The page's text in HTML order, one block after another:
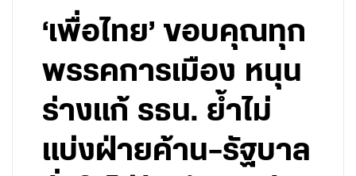
‘เพื่อไทย’ ขอบคุณทุก
พรรคการเมือง หนุน
ร่างแก้ รธน. ย้ำไม่
แบ่งฝ่ายค้าน–รัฐบาล